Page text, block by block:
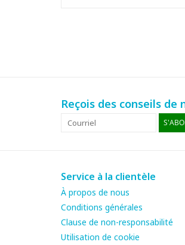
Reçois des conseils
Service à la clientèle
À propos de nous
Conditions générales
Clause de non-responsabilité
Utilisation de cookie